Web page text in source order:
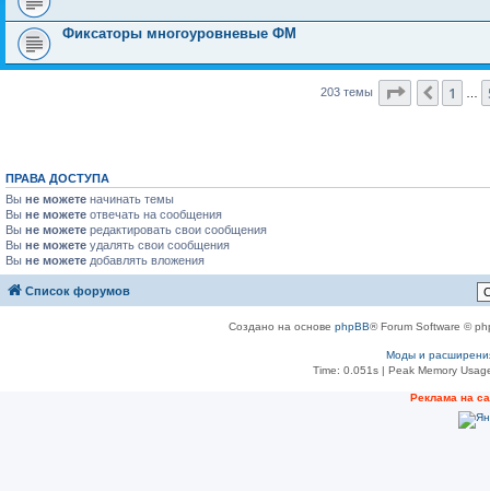
Фиксаторы многоуровневые ФМ
203 темы Страница
Пред.
1
ПРАВА ДОСТУПА
Вы не можете начинать темы
Вы не можете отвечать на сообщения
Вы не можете редактировать свои сообщения
Вы не можете удалять свои сообщения
Вы не можете добавлять вложения
Список форумов
Создано на основе phpBB® Forum Software ©
Моды и
Time: 0.051s| Peak Memory
Реклама на